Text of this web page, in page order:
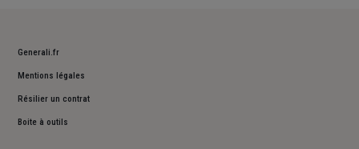
Generali.fr
Mentions légales
Résilier un contrat
Boite à outils